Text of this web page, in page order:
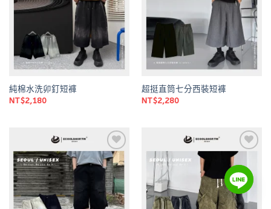
純棉水洗卯釘短褲
NT$2,180
超挺直筒七分西裝短褲
NT$2,280
Add to
wishlist
Add to
wishlist